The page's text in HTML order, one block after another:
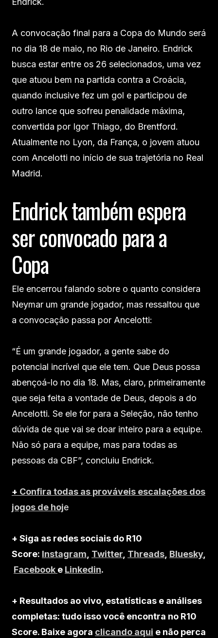
A convocação final para a Copa do Mundo será
no dia 18 de maio, no Rio de Janeiro. Endrick
busca estar entre os 26 selecionados, uma vez
que atuou bem na partida contra a Croácia,
quando inclusive fez um gol e participou de
outro lance que sofreu penalidade máxima,
convertida por Igor Thiago, do Brentford.
Atualmente no Lyon, da França, o jovem atuou
com Ancelotti no início de sua trajetória no Real
Madrid.
Endrick também espera
ser convocado para a
Copa
Ele encerrou falando sobre o quanto considera
Neymar um grande jogador, mas ressaltou que
a convocação passa por Ancelotti:
“É um grande jogador, a gente sabe do
potencial incrível que ele tem. Que Deus possa
abençoá-lo no dia 18. Mas, claro, primeiramente
que seja feita a vontade de Deus, depois a do
Ancelotti. Se ele for para a Seleção, não tenho
dúvida de que vai se doar inteiro para a equipe.
Não só para a equipe, mas para todas as
pessoas da CBF”, concluiu Endrick.
+ Confira todas as prováveis escalações dos
jogos de hoje
+ Siga as redes sociais do R10
Score: Instagram Twitter Threads Bluesky,
Facebook e Linkedin.
+ Resultados ao vivo, estatísticas e análises
completas: tudo isso você encontra no R10
Score. Baixe agora clicando aqui e não perca